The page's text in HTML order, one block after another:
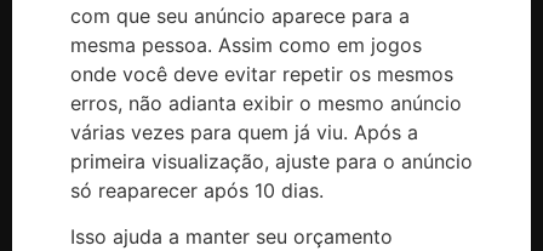
com que seu anúncio aparece para a
mesma pessoa. Assim como em jogos
onde você deve evitar repetir os mesmos
erros, não adianta exibir o mesmo anúncio
várias vezes para quem já viu. Após a
primeira visualização, ajuste para o anúncio
só reaparecer após 10 dias.
Isso ajuda a manter seu orçamento